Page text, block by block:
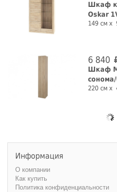
Шкаф
Oskar
149 см
6 840
Шкаф
220 см
Информация
О компании
Как купить
Политика конфиденциальности